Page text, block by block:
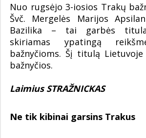
Nuo rugsėjo 3-iosios Trakų
Švč. Mergelės Marijos
Bazilika – tai garbės
skiriamas ypatingą
bažnyčioms. Šį titulą
bažnyčios.
Laimius STRAŽNICKAS
Ne tik kibinai garsins Trakus